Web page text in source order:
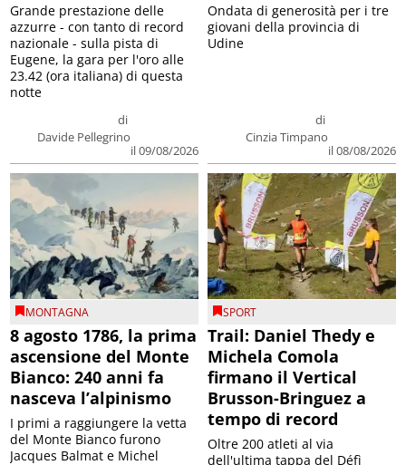
di
Davide Pellegrino
il 09/08/2026
Grande prestazione delle
azzurre - con tanto di record
nazionale - sulla pista di
Eugene, la gara per l'oro alle
23.42 (ora italiana) di questa
notte
di
Cinzia Timpano
il 08/08/2026
Ondata di generosità per i tre
giovani della provincia di
Udine
MONTAGNA
8 agosto 1786, la prima
ascensione del Monte
Bianco: 240 anni fa
nasceva l’alpinismo
I primi a raggiungere la vetta
del Monte Bianco furono
Jacques Balmat e Michel
SPORT
Trail: Daniel Thedy e
Michela Comola
firmano il Vertical
Brusson-Bringuez a
tempo di record
Oltre 200 atleti al via
dell'ultima tappa del Défì